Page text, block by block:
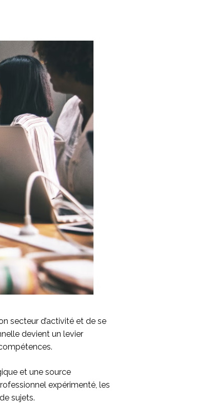
secteur d’activité et de se
devient un levier
et une source
expérimenté, les
sujets.